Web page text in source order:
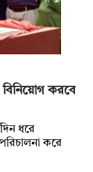
করবে
ধরে
করে